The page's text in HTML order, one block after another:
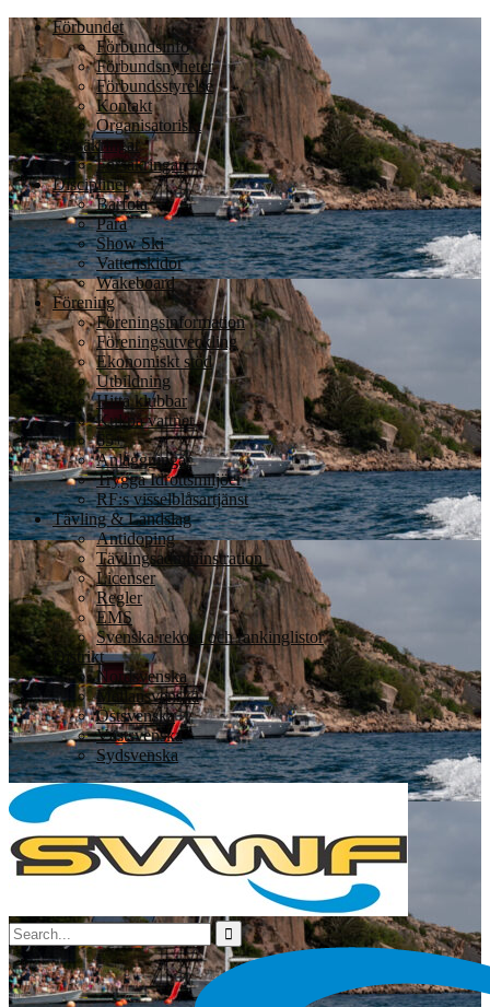
Förbundet
Förbundsinfo
Förbundsnyheter
Förbundsstyrelse
Kontakt
Organisatoriskt
Försäkringar
Försäkringar
Discipliner
Barfota
Para
Show Ski
Vattenskidor
Wakeboard
Förening
Föreningsinformation
Föreningsutveckling
Ekonomiskt stöd
Utbildning
Hitta klubbar
Kul på vattnet
65+
Anläggningar
Trygga Idrottsmiljöer
RF:s visselblåsartjänst
Tävling & Landslag
Antidoping
Tävlingsadmininstration
Licenser
Regler
EMS
Svenska rekord och rankinglistor
Distrikt
Nordsvenska
Mellansvenska
Östsvenska
Västsvenska
Sydsvenska